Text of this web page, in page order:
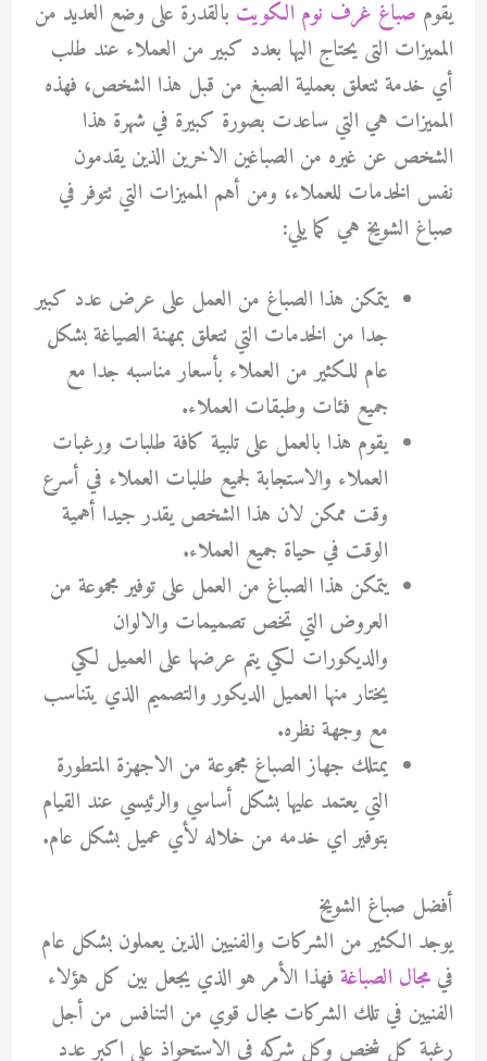
يقوم صباغ غرف نوم الكويت بالقدرة على وضع العديد من
المميزات التى يحتاج اليها بعدد كبير من العملاء عند طلب
أي خدمة تتعلق بعملية الصبغ من قبل هذا الشخص، فهذه
المميزات هي التي ساعدت بصورة كبيرة في شهرة هذا
الشخص عن غيره من الصباغين الاخرين الذين يقدمون
نفس الخدمات للعملاء، ومن أهم المميزات التي تتوفر في
صباغ الشويخ هي كما يلي:
يتمكن هذا الصباغ من العمل على عرض عدد كبير
جدا من الخدمات التي تتعلق بمهنة الصياغة بشكل
عام للكثير من العملاء بأسعار مناسبه جدا مع
جميع فئات وطبقات العملاء.
يقوم هذا بالعمل على تلبية كافة طلبات ورغبات
العملاء والاستجابة لجميع طلبات العملاء في أسرع
وقت ممكن لان هذا الشخص يقدر جيدا أهمية
الوقت في حياة جميع العملاء.
يتمكن هذا الصباغ من العمل على توفير مجموعة من
العروض التي تخص تصميمات والالوان
والديكورات لكي يتم عرضها على العميل لكي
يختار منها العميل الديكور والتصميم الذي يتناسب
مع وجهة نظره.
يمتلك جهاز الصباغ مجموعة من الاجهزة المتطورة
التي يعتمد عليها بشكل أساسي والرئيسي عند القيام
بتوفير اي خدمه من خلاله لأي عميل بشكل عام.
أفضل صباغ الشويخ
يوجد الكثير من الشركات والفنيين الذين يعملون بشكل عام
في مجال الصباغةفهذا الأمر هو الذي يجعل بين كل هؤلاء
الفنيين في تلك الشركات مجال قوي من التنافس من أجل
رغبة كل شخص وكل شركه في الاستحواذ على اكبر عدد